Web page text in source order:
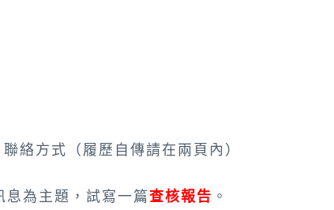
絡方式（履歷自傳請在兩頁內）
為主題，試寫一篇查核報告 。